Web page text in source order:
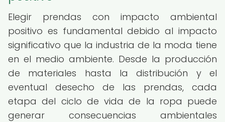
Elegir prendas con impacto ambiental
positivo es fundamental debido al impacto
significativo que la industria de la moda tiene
en el medio ambiente. Desde la producción
de materiales hasta la distribución y el
eventual desecho de las prendas, cada
etapa del ciclo de vida de la ropa puede
generar consecuencias ambientales